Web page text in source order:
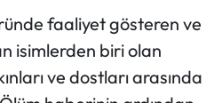
faaliyet gösteren ve
isimlerden biri olan
ve dostları arasında